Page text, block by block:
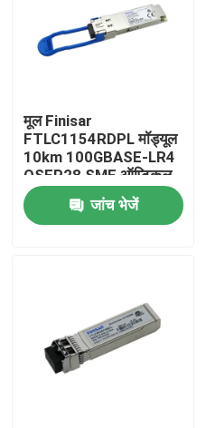
घर
हमारे बारे में
मूल Finisar
FTLC1154RDPL मॉड्यूल
10km 100GBASE-LR4
QSFP28 SMF ऑप्टिकल
ट्रांससीवर
जांच भेजें